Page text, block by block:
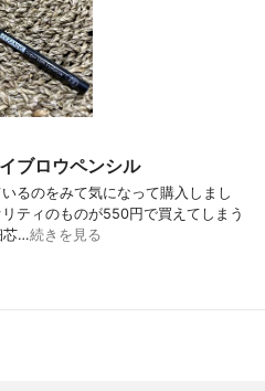
ブロウペンシル
るのをみて気になって購入しまし
ティのものが550円で買えてしまう
芯…続きを見る